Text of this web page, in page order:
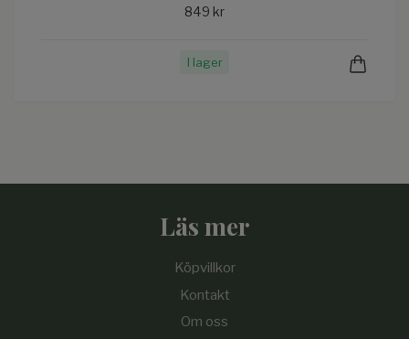
849 kr
I lager
Läs mer
Köpvillkor
Kontakt
Om oss